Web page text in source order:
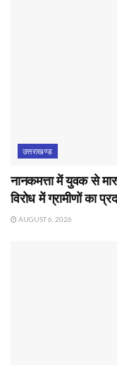
उत्तराखण्ड
नानकमत्ता में युवक से
विरोध में ग्रामीणों का
AUGUST 6, 2026